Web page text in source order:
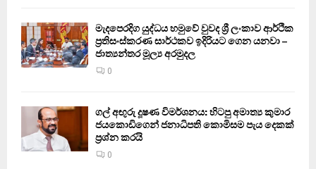
මැදපෙරදිග යුද්ධය හමුවේ වුවද ශ්‍රී ලංකාව ආර්ථික
ප්‍රතිසංස්කරණ සාර්ථකව ඉදිරියට ගෙන යනවා –
ජාත්‍යන්තර මූල්‍ය අරමුදල
0
ගල් අඟුරු දූෂණ විමර්ශනය: හිටපු අමාත්‍ය කුමාර
ජයකොඩිගෙන් ජනාධිපති කොමිසම පැය දෙකක්
ප්‍රශ්න කරයි
0